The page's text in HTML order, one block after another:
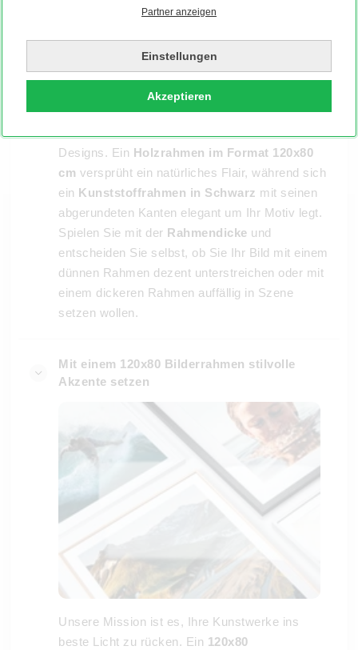
Partner anzeigen
Einstellungen
Akzeptieren
Detail entworfen, um Ihre Kunstwerke optimal
zur Geltung zu bringen. Entdecken Sie
verschiedenste Variationen unserer
Bilderrahmen ausHolz, Aluminium sowie
Designs. Ein Holzrahmen im Format 120x80
cm versprüht ein natürliches Flair, während sich
ein Kunststoffrahmen in Schwarz mit seinen
abgerundeten Kanten elegant um Ihr Motiv legt.
Spielen Sie mit der Rahmendicke und
entscheiden Sie selbst, ob Sie Ihr Bild mit einem
dünnen Rahmen dezent unterstreichen oder mit
einem dickeren Rahmen auffällig in Szene
setzen wollen.
Mit einem 120x80 Bilderrahmen stilvolle
Akzente setzen
Unsere Mission ist es, Ihre Kunstwerke ins
beste Licht zu rücken. Ein 120x80